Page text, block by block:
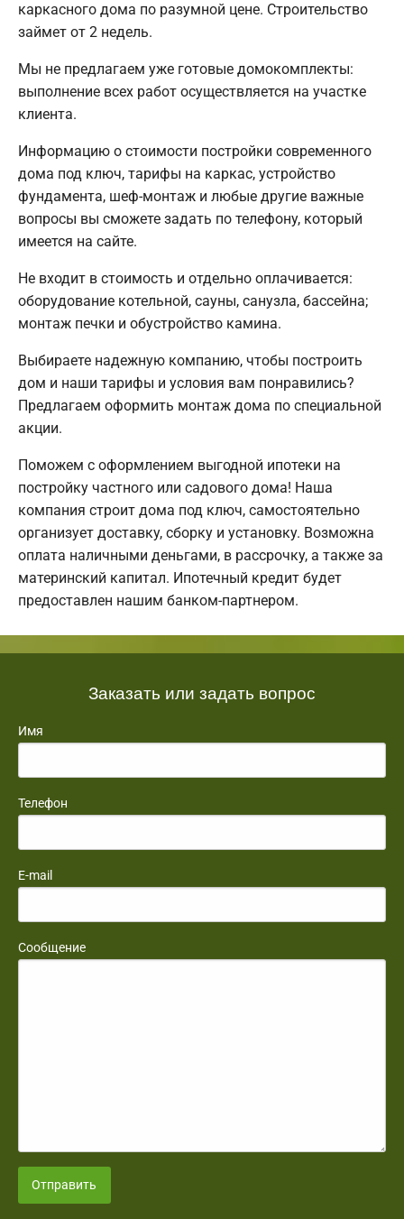
каркасного дома по разумной цене. Строительство
займет от 2 недель.
Мы не предлагаем уже готовые домокомплекты:
выполнение всех работ осуществляется на участке
клиента.
Информацию о стоимости постройки современного
дома под ключ, тарифы на каркас, устройство
фундамента, шеф-монтаж и любые другие важные
вопросы вы сможете задать по телефону, который
имеется на сайте.
Не входит в стоимость и отдельно оплачивается:
оборудование котельной, сауны, санузла, бассейна;
монтаж печки и обустройство камина.
Выбираете надежную компанию, чтобы построить
дом и наши тарифы и условия вам понравились?
Предлагаем оформить монтаж дома по специальной
акции.
Поможем с оформлением выгодной ипотеки на
постройку частного или садового дома! Наша
компания строит дома под ключ, самостоятельно
организует доставку, сборку и установку. Возможна
оплата наличными деньгами, в рассрочку, а также за
материнский капитал. Ипотечный кредит будет
предоставлен нашим банком-партнером.
Заказать или задать вопрос
Имя
Телефон
E-mail
Сообщение
Отправить